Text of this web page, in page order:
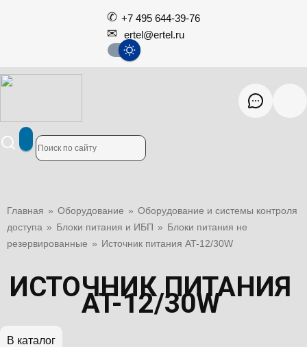
+7 495 644-39-76
ertel@ertel.ru
Главная » Оборудование » Оборудование и системы контроля
доступа » Блоки питания и ИБП » Блоки питания не
резервированные » Источник питания AT-12/30W
ИСТОЧНИК ПИТАНИЯ
AT-12/30W
В каталог